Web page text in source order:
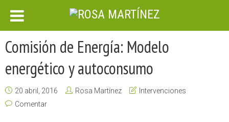
Comisión de Energía: Modelo
energético y autoconsumo
20 abril, 2016 Rosa Martínez
Intervenciones
Comentar